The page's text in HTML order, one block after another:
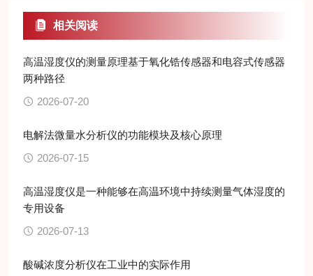
相关阅读
高温湿度仪的测量原理基于氧化锆传感器和电容式传感器
两种路径
2026-07-20
电解法微量水分析仪的功能模块及核心原理
2026-07-15
高温湿度仪是一种能够在高温环境中持续测量气体湿度的
专用设备
2026-07-13
酸碱浓度分析仪在工业中的实际作用